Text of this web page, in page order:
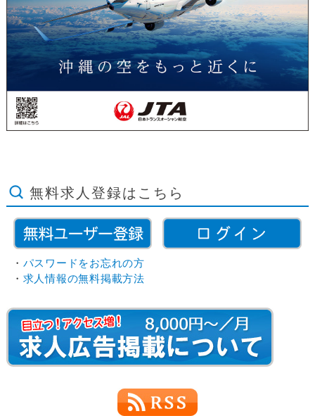
無料求人登録はこちら
・ パスワードをお忘れの方
・ 求人情報の無料掲載方法